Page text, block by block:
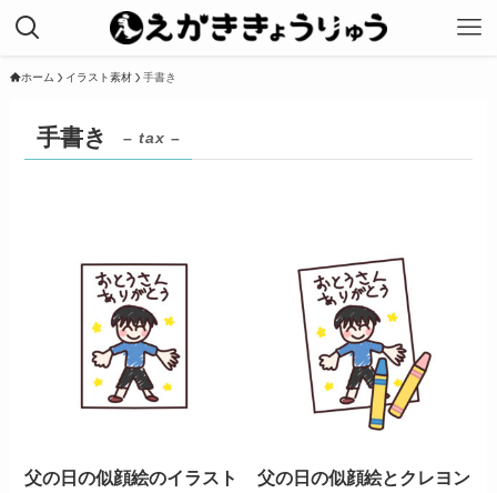
ホーム イラスト素材 手書き
手書き – tax –
父の日の似顔絵のイラスト
父の日の似顔絵とクレヨン